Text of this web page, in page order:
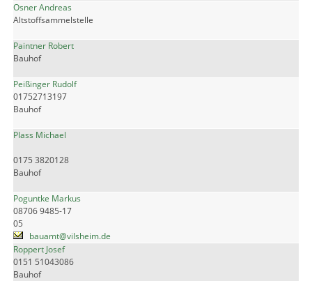
Osner Andreas
Altstoffsammelstelle
Paintner Robert
Bauhof
Peißinger Rudolf
01752713197
Bauhof
Plass Michael
0175 3820128
Bauhof
Poguntke Markus
08706 9485-17
05
bauamt@vilsheim.de
Roppert Josef
0151 51043086
Bauhof